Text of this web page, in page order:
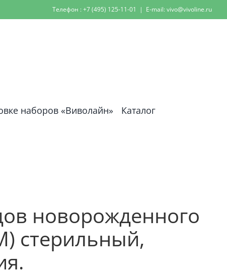
Телефон : +7 (495) 125-11-01 | E-mail: vivo@vivoline.ru
наборов «Виволайн» Каталог
новорожденного
стерильный,